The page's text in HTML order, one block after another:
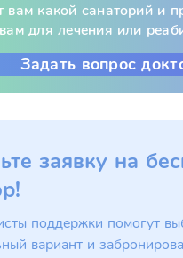
вам какой санаторий и
для лечения или
Задать вопрос
заявку на
поддержки помогут
вариант и